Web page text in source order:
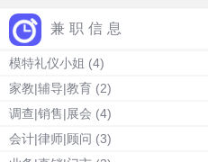
兼职信息
模特礼仪小姐 (4)
家教|辅导|教育 (2)
调查|销售|展会 (4)
会计|律师|顾问 (3)